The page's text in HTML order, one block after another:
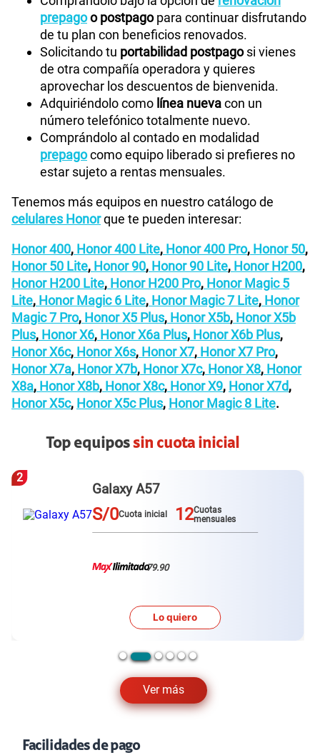
prepagoo postpagopara continuar disfrutando
de tu plan con beneficios renovados.
Solicitando tu portabilidad postpagosi vienes
de otra compañía operadora y quieres
aprovechar los descuentos de bienvenida.
Adquiriéndolo como línea nuevacon un
número telefónico totalmente nuevo.
Comprándolo al contado en modalidad
prepagocomo equipo liberado si prefieres no
estar sujeto a rentas mensuales.
Tenemos más equipos en nuestro catálogo de
celulares Honorque te pueden interesar:
Honor 400, Honor 400 Lite, Honor 400 Pro, Honor 50,
Honor 50 Lite, Honor 90, Honor 90 Lite, Honor H200,
Honor H200 Lite, Honor H200 Pro, Honor Magic 5
Lite, Honor Magic 6 Lite, Honor Magic 7 Lite, Honor
Magic 7 Pro, Honor X5 Plus, Honor X5b, Honor X5b
Plus, Honor X6, Honor X6a Plus, Honor X6b Plus,
Honor X6c, Honor X6s, Honor X7, Honor X7 Pro,
Honor X7a, Honor X7b, Honor X7c, Honor X8, Honor
X8a, Honor X8b, Honor X8c, Honor X9, Honor X7d,
Honor X5c, Honor X5c Plus, Honor Magic 8 Lite.
Top equipossin cuota inicial
Ver más
3
Redmi Note 15 pro plus
S/0 Cuota inicial12mensuales
Lo quiero
Facilidades de pago